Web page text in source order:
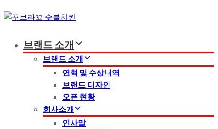
Skip
links
Skip
to
navigation
브랜드 소개
브랜드 소개
연혁 및 수상내역
브랜드 디자인
오픈 현황
회사소개
인사말